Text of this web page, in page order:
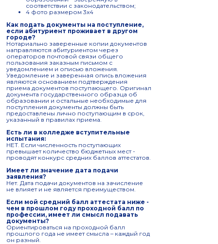
соответствии с законодательством;
4 фото размером 3х4
Как подать документы на поступление,
если абитуриент проживает в другом
городе?
Нотариально заверенные копии документов
направляются абитуриентом через
операторов почтовой связи общего
пользования заказным письмом с
уведомлением и описью вложения.
Уведомление и заверенная опись вложения
являются основанием подтверждения
приема документов поступающего. Оригинал
документа государственного образца об
образовании и остальные необходимые для
поступления документы должны быть
предоставлены лично поступающим в срок,
указанный в правилах приема.
Есть ли в колледже вступительные
испытания:
НЕТ. Если численность поступающих
превышает количество бюджетных мест -
проводят конкурс средних баллов аттестатов.
Имеет ли значение дата подачи
заявления?
Нет. Дата подачи документов на зачисление
не влияет и не является преимуществом.
Если мой средний балл аттестата ниже -
чем в прошлом году проходной балл по
профессии, имеет ли смысл подавать
документы?
Ориентироваться на проходной балл
прошлого года не имеет смысла – каждый год
он разный.